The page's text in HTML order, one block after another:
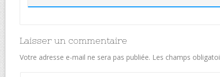
Laisser un commentaire
Votre adresse e-mail ne sera pas publiée. Les champs